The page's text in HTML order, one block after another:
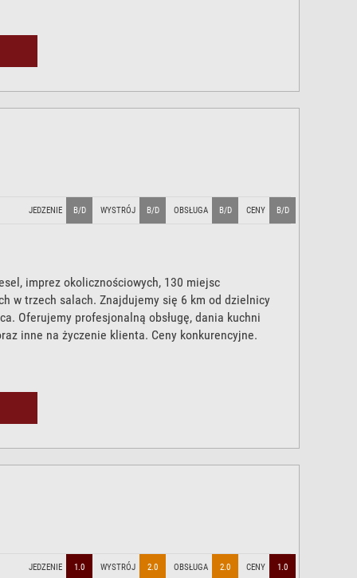
JEDZENIE B/D WYSTRÓJ B/D OBSŁUGA B/D CENY B/D
imprez okolicznościowych, 130 miejsc
w trzech salach. Znajdujemy się 6 km od dzielnicy
Oferujemy profesjonalną obsługę, dania kuchni
inne na życzenie klienta. Ceny konkurencyjne.
JEDZENIE 1.0 WYSTRÓJ 2.0 OBSŁUGA 2.0 CENY 1.0